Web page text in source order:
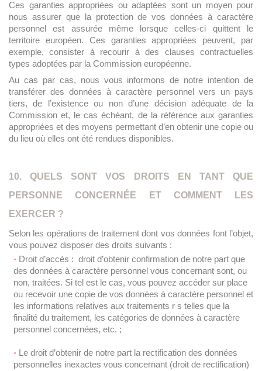
Ces garanties appropriées ou adaptées sont un moyen pour
nous assurer que la protection de vos données à caractère
personnel est assurée même lorsque celles-ci quittent le
territoire européen. Ces garanties appropriées peuvent, par
exemple, consister à recourir à des clauses contractuelles
types adoptées par la Commission européenne.
Au cas par cas, nous vous informons de notre intention de
transférer des données à caractère personnel vers un pays
tiers, de l’existence ou non d’une décision adéquate de la
Commission et, le cas échéant, de la référence aux garanties
appropriées et des moyens permettant d’en obtenir une copie ou
du lieu où elles ont été rendues disponibles.
10. QUELS SONT VOS DROITS EN TANT QUE
PERSONNE CONCERNÉE ET COMMENT LES
EXERCER ?
Selon les opérations de traitement dont vos données font l’objet,
vous pouvez disposer des droits suivants :
Droit d’accès : droit d’obtenir confirmation de notre part que
des données à caractère personnel vous concernant sont, ou
non, traitées. Si tel est le cas, vous pouvez accéder sur place
ou recevoir une copie de vos données à caractère personnel et
les informations relatives aux traitements r s telles que la
finalité du traitement, les catégories de données à caractère
personnel concernées, etc. ;
Le droit d’obtenir de notre part la rectification des données
personnelles inexactes vous concernant (droit de rectification)